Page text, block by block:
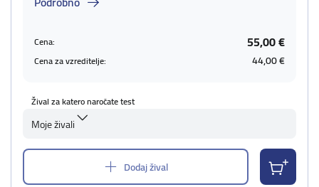
Cena: 55,00 €
Cena za vzreditelje: 44,00 €
Žival za katero naročate test
Moje živali
Dodaj žival